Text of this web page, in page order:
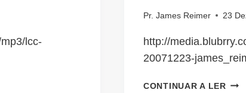
lcc-
Pr. James Reimer 23
http://
20071223-
CONTINUAR A LER